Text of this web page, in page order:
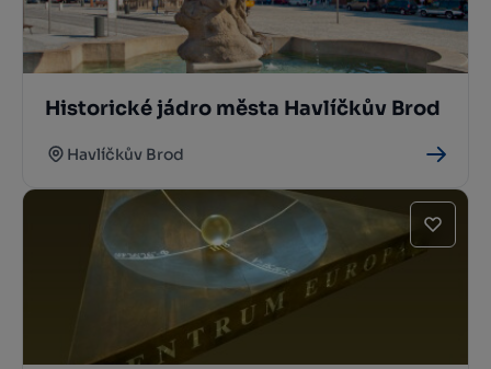
Historické jádro města Havlíčkův Brod
Havlíčkův Brod